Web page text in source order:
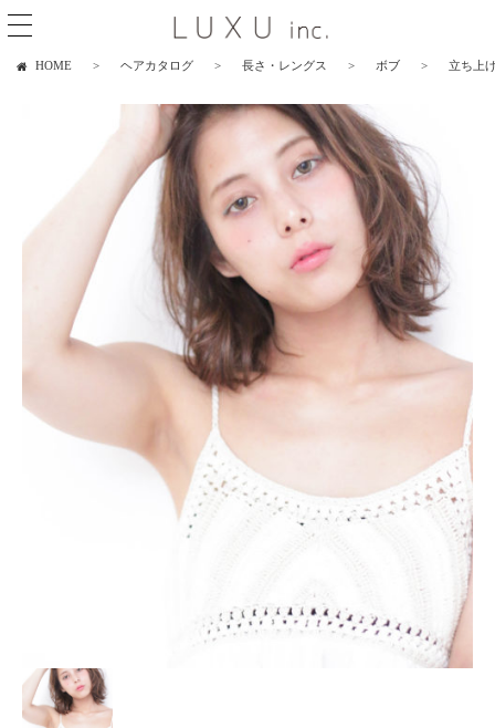
HOME ヘアカタログ 長さ・レングス ボブ 立ち上